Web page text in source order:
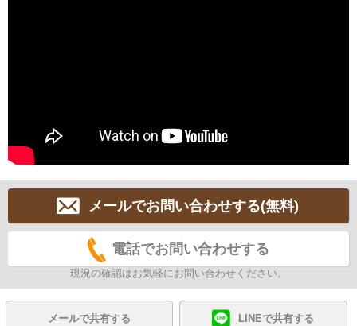
メールでお問い合わせする(無料)
電話でお問い合わせする
現況の確認はお気軽にお問い合わせください。
メールで共有する LINEで共有する